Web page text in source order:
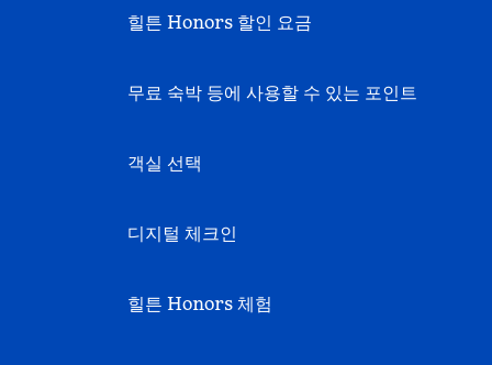
힐튼 Honors 할인 요금
무료 숙박 등에 사용할 수 있는 포인트
객실 선택
디지털 체크인
힐튼 Honors 체험